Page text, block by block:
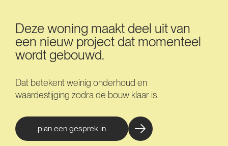
Deze woning maakt deel uit van
een nieuw project dat momenteel
wordt gebouwd.
Dat betekent weinig onderhoud en
waardestijging zodra de bouw klaar is.
plan een gesprek in